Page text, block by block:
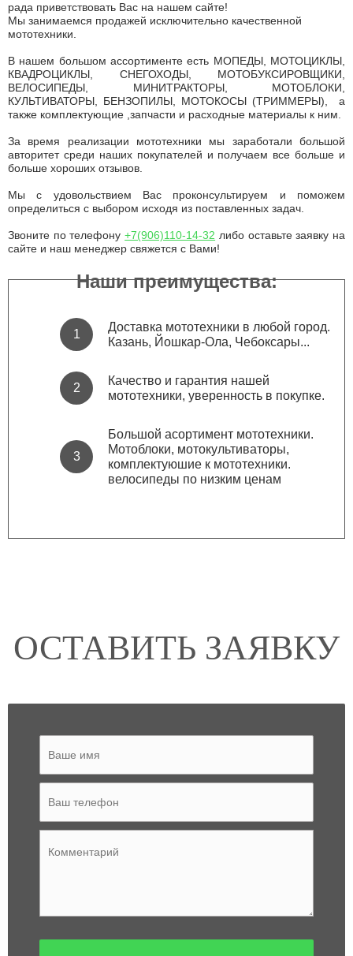
рада приветствовать Вас на нашем сайте!
Мы занимаемся продажей исключительно качественной
мототехники.
В нашем большом ассортименте есть МОПЕДЫ, МОТОЦИКЛЫ,
КВАДРОЦИКЛЫ, СНЕГОХОДЫ, МОТОБУКСИРОВЩИКИ,
ВЕЛОСИПЕДЫ, МИНИТРАКТОРЫ, МОТОБЛОКИ,
КУЛЬТИВАТОРЫ, БЕНЗОПИЛЫ, МОТОКОСЫ (ТРИММЕРЫ), а
также комплектующие ,запчасти и расходные материалы к ним.
За время реализации мототехники мы заработали большой
авторитет среди наших покупателей и получаем все больше и
больше хороших отзывов.
Мы с удовольствием Вас проконсультируем и поможем
определиться с выбором исходя из поставленных задач.
Звоните по телефону+7(906)110-14-32 либо оставьте заявку на
сайте и наш менеджер свяжется с Вами!
Наши преимущества:
Доставка мототехники в любой город.
Казань, Йошкар-Ола, Чебоксары...
Качество и гарантия нашей
мототехники, уверенность в покупке.
Большой асортимент мототехники.
Мотоблоки, мотокультиваторы,
комплектуюшие к мототехники.
велосипеды по низким ценам
ОСТАВИТЬ ЗАЯВКУ